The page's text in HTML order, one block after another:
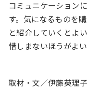
コミュニケーション
す。気になるものを
と紹介していくとよ
惜しまないほうがよ
取材・文／伊藤英理子